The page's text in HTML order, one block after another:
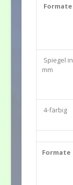
Formate
Spiegel in
mm
4-färbig
Formate